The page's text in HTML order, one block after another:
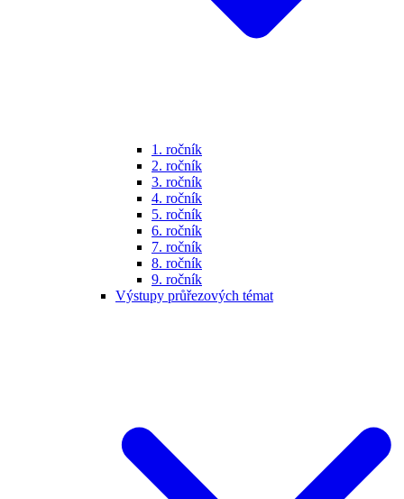
1. ročník
2. ročník
3. ročník
4. ročník
5. ročník
6. ročník
7. ročník
8. ročník
9. ročník
Výstupy průřezových témat